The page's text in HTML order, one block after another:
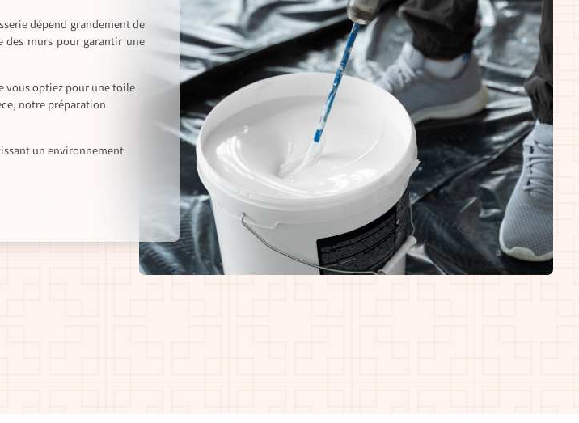
dépend grandement de
des murs pour garantir une
vous optiez pour une toile
notre préparation
un environnement